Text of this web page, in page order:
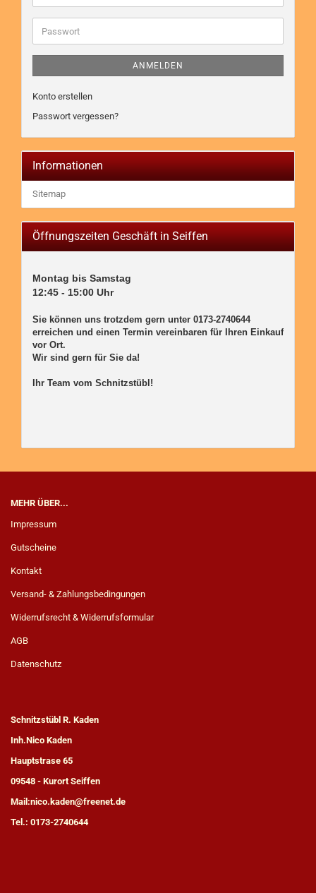
Mail-
Adresse
Passwort
ANMELDEN
Konto erstellen
Passwort vergessen?
Informationen
Sitemap
Öffnungszeiten Geschäft in Seiffen
Montag bis Samstag
12:45 - 15:00 Uhr
Sie können uns trotzdem gern unter 0173-2740644
erreichen und einen Termin vereinbaren für Ihren Einkauf
vor Ort.
Wir sind gern für Sie da!
Ihr Team vom Schnitzstübl!
MEHR ÜBER...
Impressum
Gutscheine
Kontakt
Versand- & Zahlungsbedingungen
Widerrufsrecht & Widerrufsformular
AGB
Datenschutz
Schnitzstübl R. Kaden
Inh.Nico Kaden
Hauptstrase 65
09548 - Kurort Seiffen
Mail:nico.kaden@freenet.de
Tel.: 0173-2740644